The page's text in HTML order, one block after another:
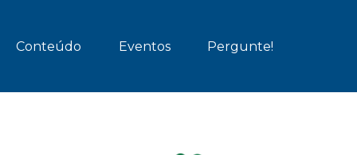
Conteúdo Eventos Pergunte!